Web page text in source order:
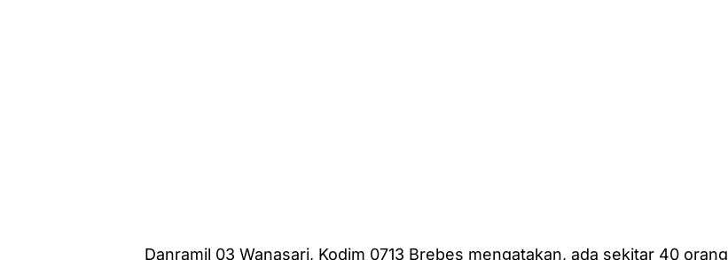
Danramil 03 Wanasari, Kodim 0713 Brebes mengatakan, ada sekitar 40 orang